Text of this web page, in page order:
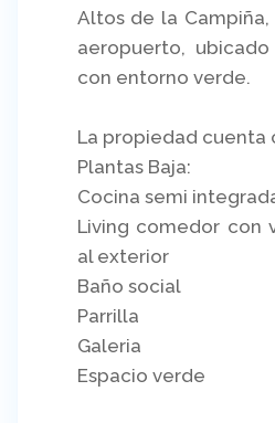
Altos de la
aeropuerto,
con entorno verde.
La propiedad cuenta
Plantas Baja:
Cocina semi
Living comedor con
al exterior
Baño social
Parrilla
Galeria
Espacio verde